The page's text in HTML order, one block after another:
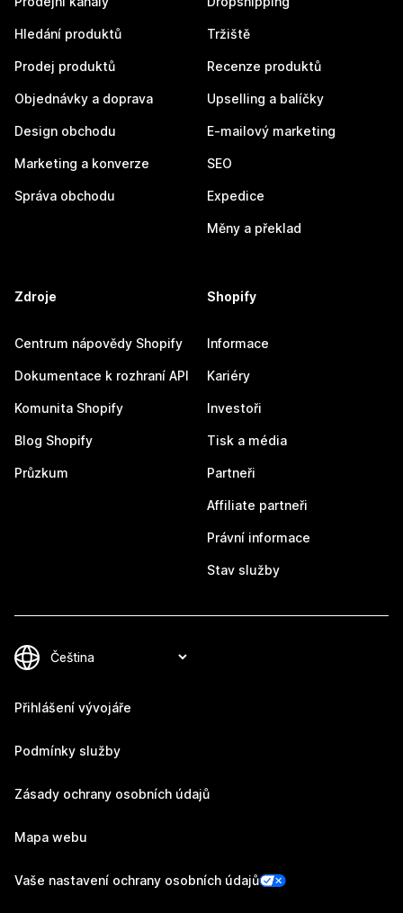
Hledání produktů
Prodej produktů
Objednávky a doprava
Design obchodu
Marketing a konverze
Správa obchodu
Tržiště
Recenze produktů
Upselling a balíčky
E-mailový marketing
SEO
Expedice
Měny a překlad
Zdroje
Centrum nápovědy Shopify
Dokumentace k rozhraní API
Komunita Shopify
Blog Shopify
Průzkum
Shopify
Informace
Kariéry
Investoři
Tisk a média
Partneři
Affiliate partneři
Právní informace
Stav služby
Přihlášení vývojáře
Podmínky služby
Zásady ochrany osobních údajů
Mapa webu
Vaše nastavení ochrany osobních údajů